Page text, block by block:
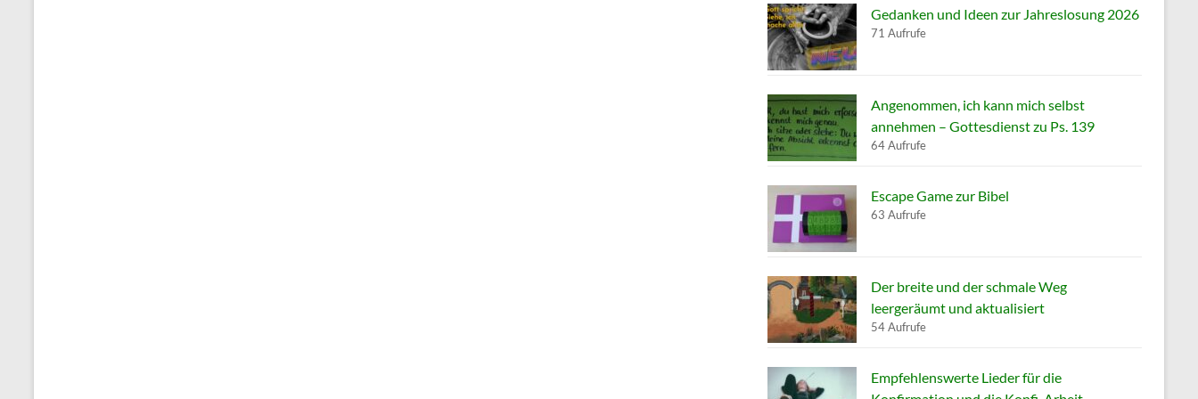
Gedanken und Ideen zur Jahreslosung 2026
71 Aufrufe
Angenommen, ich kann mich selbst
annehmen – Gottesdienst zu Ps. 139
64 Aufrufe
Escape Game zur Bibel
63 Aufrufe
Der breite und der schmale Weg
leergeräumt und aktualisiert
54 Aufrufe
Empfehlenswerte Lieder für die